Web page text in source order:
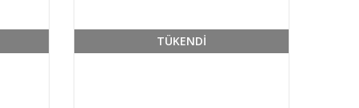
TÜKENDİ